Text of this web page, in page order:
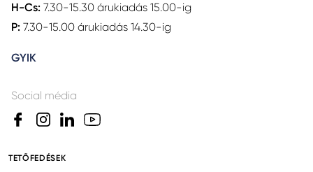
H-Cs: 7.30-15.30 árukiadás 15.00-ig
P: 7.30-15.00 árukiadás 14.30-ig
GYIK
Social média
TETŐFEDÉSEK